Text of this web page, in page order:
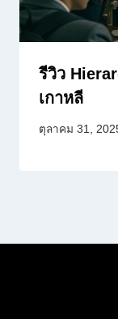
รีวิว
เกาหลี
ตุลาคม 31,